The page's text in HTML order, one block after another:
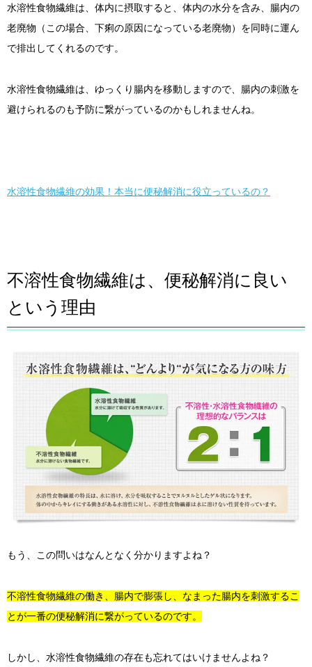
水溶性食物繊維は、体内に摂取すると、体内の水分を含み、腸内の
老廃物（この場合、下痢の原因になっている老廃物）を同時に運ん
で排出してくれるのです。
水溶性食物繊維は、ゆっくり腸内を移動しますので、腸内の刺激を
避けられるのも予防に繋がっているのかもしれませんね。
水溶性食物繊維の効果！本当に便秘解消に役立っているの？
不溶性食物繊維は、便秘解消に良い
という理由
もう、この問いはなんとなく分かりますよね？
不溶性食物繊維の働き、腸内で膨張し、なまった腸内を刺激するこ
とが一番の便秘解消に繋がっているのです。
しかし、水溶性食物繊維の存在も忘れてはいけませんよね？